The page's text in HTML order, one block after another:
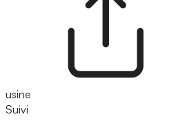
usine
Suivi